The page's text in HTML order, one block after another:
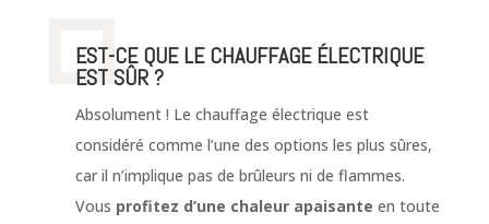
EST-CE QUE LE CHAUFFAGE ÉLECTRIQUE
EST SÛR ?
Absolument ! Le chauffage électrique est
considéré comme l’une des options les plus sûres,
car il n’implique pas de brûleurs ni de flammes.
Vous profitez d’une chaleur apaisante en toute